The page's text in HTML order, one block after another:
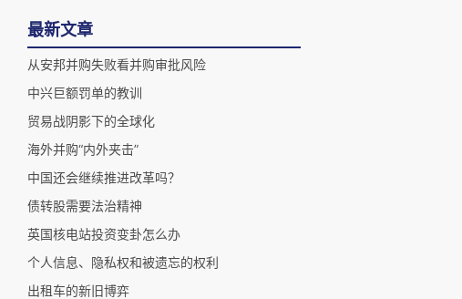
最新文章
从安邦并购失败看并购审批风险
中兴巨额罚单的教训
贸易战阴影下的全球化
海外并购“内外夹击”
中国还会继续推进改革吗？
债转股需要法治精神
英国核电站投资变卦怎么办
个人信息、隐私权和被遗忘的权利
出租车的新旧博弈